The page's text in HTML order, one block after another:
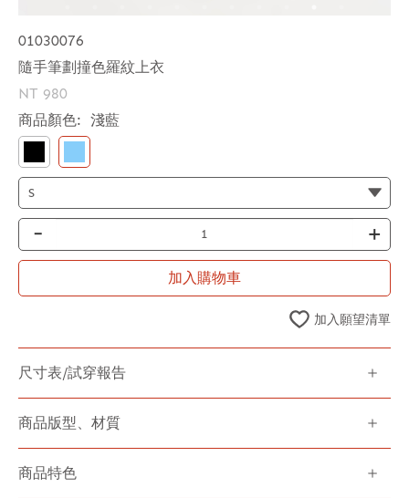
01030076
隨手筆劃撞色羅紋上衣
NT 980
商品顏色: 淺藍
- +
加入購物車
加入願望清單
尺寸表/試穿報告
商品版型、材質
商品特色